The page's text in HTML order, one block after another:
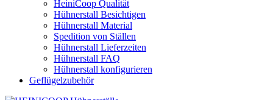
HeiniCoop Qualität
Hühnerstall Besichtigen
Hühnerstall Material
Spedition von Ställen
Hühnerstall Lieferzeiten
Hühnerstall FAQ
Hühnerstall konfigurieren
Geflügelzubehör